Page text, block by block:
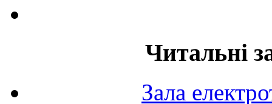
Читальні
Зала